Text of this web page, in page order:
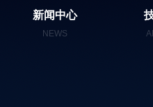
新闻中心
NEWS